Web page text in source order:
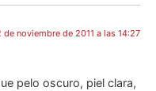
de noviembre de 2011 a las 14:27
pelo oscuro, piel clara,